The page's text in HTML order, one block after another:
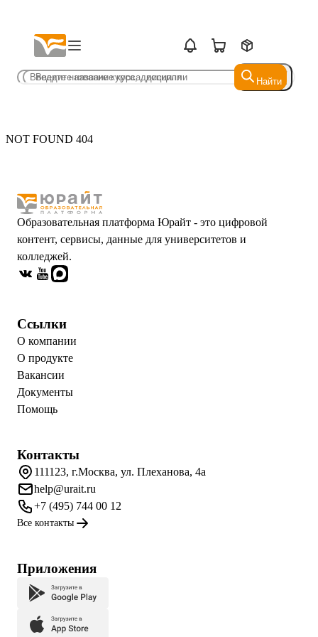
Найти
Найти
NOT FOUND 404
Образовательная платформа Юрайт - это цифровой
контент, сервисы, данные для университетов и
колледжей.
Ссылки
О компании
О продукте
Вакансии
Документы
Помощь
Контакты
111123, г.Москва, ул. Плеханова, 4а
help@urait.ru
+7 (495) 744 00 12
Все контакты
Приложения